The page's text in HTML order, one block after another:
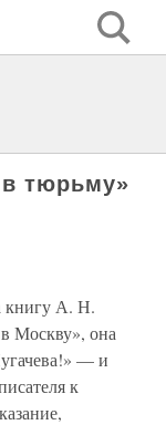
тюрьму»
книгу А. Н.
Москву», она
— и
к